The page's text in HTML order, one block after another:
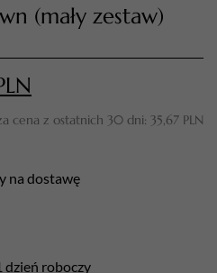
KOSZYK (
koszyka (0)
(mały zestaw)
cena z ostatnich 30 dni: 35,67 PLN
na dostawę
dzień roboczy